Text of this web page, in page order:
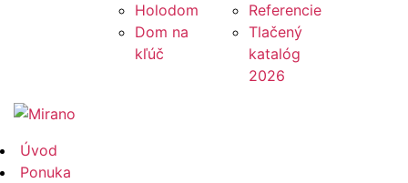
Holodom
Dom na
kľúč
Referencie
Tlačený
katalóg
2026
Úvod
Ponuka